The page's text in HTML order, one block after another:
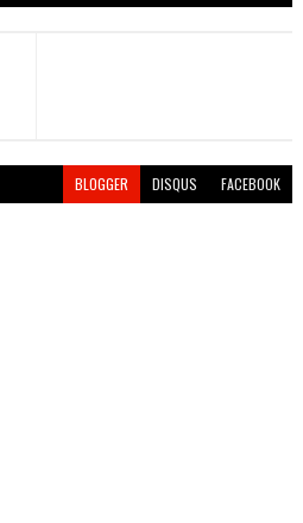
BLOGGER DISQUS FACEBOOK